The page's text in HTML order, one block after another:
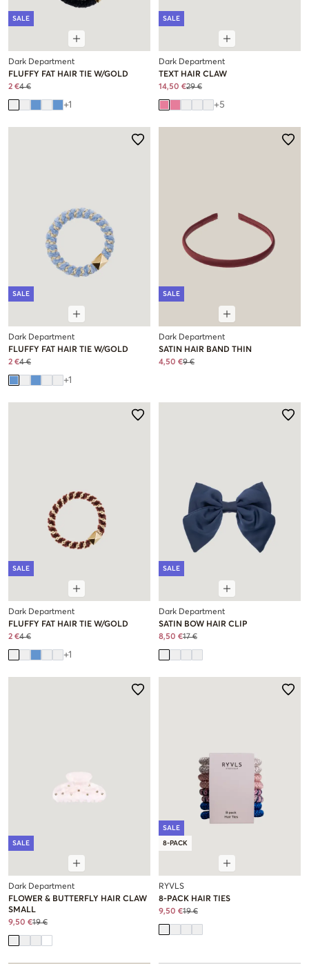
SALE
Dark Department
FLUFFY FAT HAIR TIE W/GOLD
2 €4 €
+1
SALE
Dark Department
TEXT HAIR CLAW
14,50 €29 €
+5
SALE
Dark Department
FLUFFY FAT HAIR TIE W/GOLD
2 €4 €
+1
SALE
Dark Department
SATIN HAIR BAND THIN
4,50 €9 €
SALE
Dark Department
FLUFFY FAT HAIR TIE W/GOLD
2 €4 €
+1
SALE
Dark Department
SATIN BOW HAIR CLIP
8,50 €17 €
SALE
Dark Department
FLOWER & BUTTERFLY HAIR CLAW
SMALL
9,50 €19 €
SALE
8-PACK
RYVLS
8-PACK HAIR TIES
9,50 €19 €